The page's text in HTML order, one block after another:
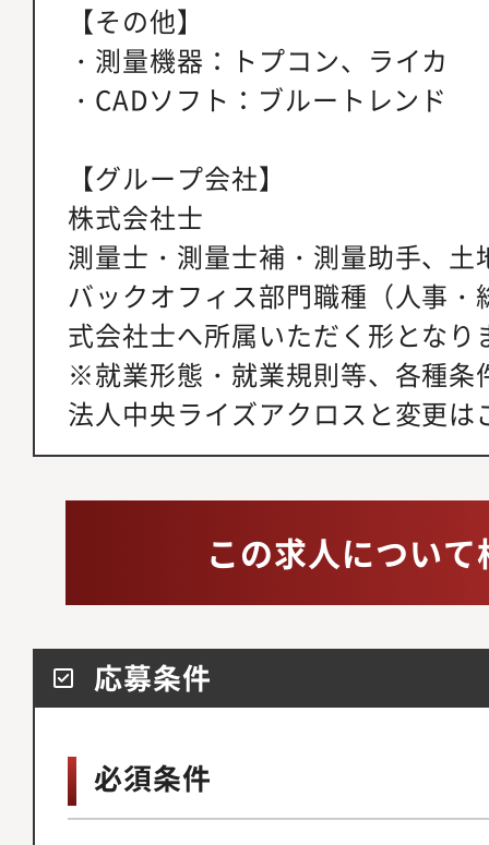
【その他】
・測量機器：トプコン、ライカ
・CADソフト：ブルートレンド
【グループ会社】
株式会社士
測量士・測量士補・測量助手、
バックオフィス部門職種（人事
式会社士へ所属いただく形となり
※就業形態・就業規則等、各種条
法人中央ライズアクロスと変更は
この求人につい
応募条件
必須条件